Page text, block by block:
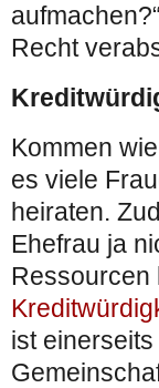
Recht
Kommen
es viele
heiraten.
Ehefrau ja
Ressourcen
ist